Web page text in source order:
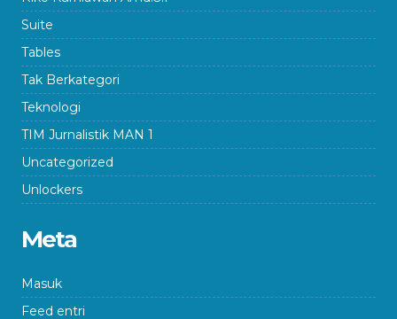
Suite
Tables
Tak Berkategori
Teknologi
TIM Jurnalistik MAN 1
Uncategorized
Unlockers
Meta
Masuk
Feed entri